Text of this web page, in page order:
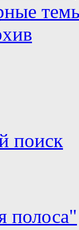
поиск
полоса"